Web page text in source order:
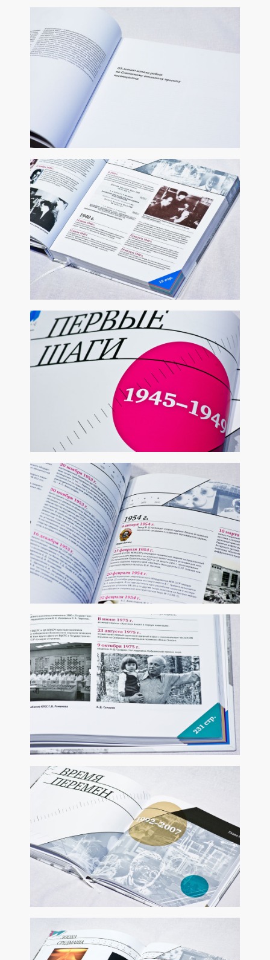
ИНФОРМАЦИОННЫЙ БУКЛЕТ ДЛЯ НО РАО 2016 Г.
БРОШЮРА «ПОСТАВЩИКИ АТОМНОЙ ОТРАСЛИ»
БУКЛЕТ ДЛЯ КОМПАНИИ «РОСЭНЕРГОАТОМ»